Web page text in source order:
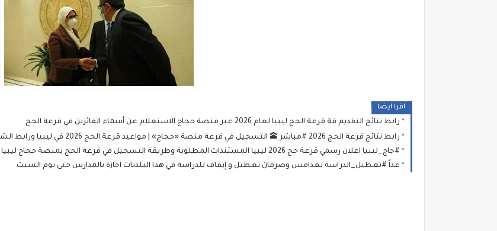
اقرا ايضا
رابط نتائج التقديم فة قرعة الحج ليبيا لعام 2026 عبر منصة حجاج الاستعلام عن أسماء الفائزين في قرعة الحج
رابط نتائج قرعة الحج 2026 #مباشر 🕋 التسجيل في قرعة منصة «حجاج» | مواعيد قرعة الحج 2026 في ليبيا ورابط الشرح والتقديم
#جاج_ليبيا اعلان رسمي قرعة حج 2026 ليبيا المستندات المطلوبة وطريقة التسجيل في قرعة الحج بمنصة حجاج ليبيا 2026-1447
غداً #تعطيل_الدراسة بغدامس وصرمان تعطيل و إيقاف للدراسة في هذا البلديات اجازة بالمدارس حتى يوم السبت